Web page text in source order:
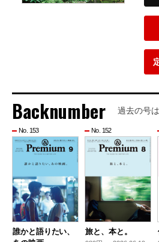
Backnumber 過去の号
No. 153
誰かと語りたい、
No. 152
旅と、本と。